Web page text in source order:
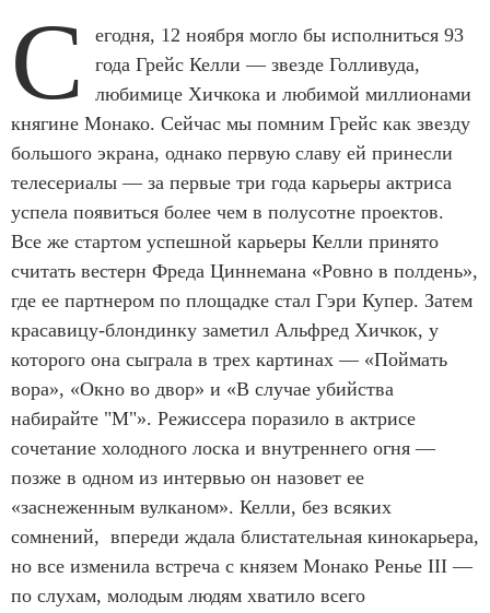
С
егодня, 12 ноября могло бы исполниться 93
года Грейс Келли — звезде Голливуда,
любимице Хичкока и любимой миллионами
княгине Монако. Сейчас мы помним Грейс как звезду
большого экрана, однако первую славу ей принесли
телесериалы — за первые три года карьеры актриса
успела появиться более чем в полусотне проектов.
Все же стартом успешной карьеры Келли принято
считать вестерн Фреда Циннемана «Ровно в полдень»,
где ее партнером по площадке стал Гэри Купер. Затем
красавицу-блондинку заметил Альфред Хичкок, у
которого она сыграла в трех картинах — «Поймать
вора», «Окно во двор» и «В случае убийства
набирайте "М"». Режиссера поразило в актрисе
сочетание холодного лоска и внутреннего огня —
позже в одном из интервью он назовет ее
«заснеженным вулканом». Келли, без всяких
сомнений, впереди ждала блистательная кинокарьера,
но все изменила встреча с князем Монако Ренье III —
по слухам, молодым людям хватило всего